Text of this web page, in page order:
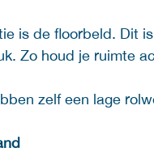
is de floorbeld. Dit
Zo houd je ruimte
zelf een lage